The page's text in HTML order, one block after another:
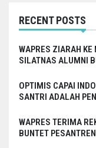
RECENT POSTS
WAPRES ZIARAH
SILATNAS ALUMNI
OPTIMIS CAPAI
SANTRI ADALAH
WAPRES TERIMA
BUNTET